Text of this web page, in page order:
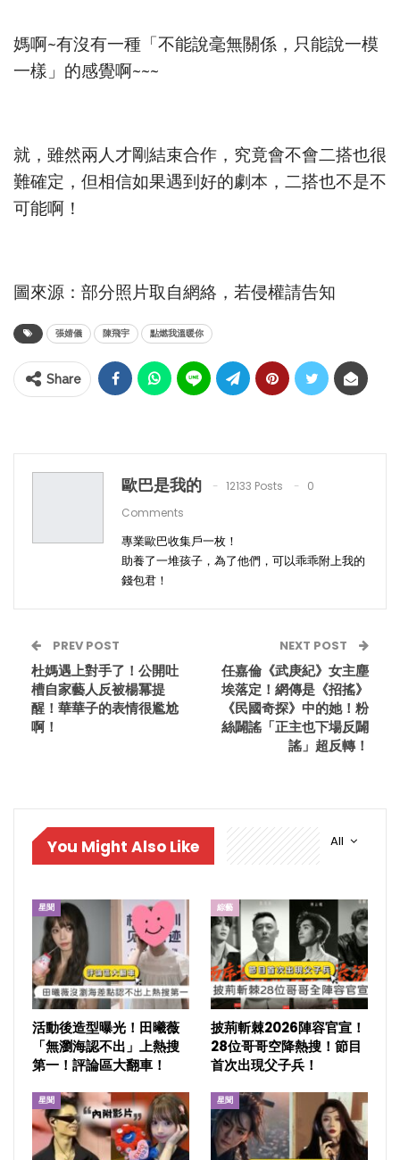
媽啊~有沒有一種「不能說毫無關係，只能說一模
一樣」的感覺啊~~~
就，雖然兩人才剛結束合作，究竟會不會二搭也很
難確定，但相信如果遇到好的劇本，二搭也不是不
可能啊！
圖來源：部分照片取自網絡，若侵權請告知
張婧儀 陳飛宇 點燃我溫暖你
Share
歐巴是我的 12133 Posts
0
Comments
專業歐巴收集戶一枚！
助養了一堆孩子，為了他們，可以乖乖附上我的
錢包君！
PREV POST
杜媽遇上對手了！公開吐
槽自家藝人反被楊冪提
醒！華華子的表情很尷尬
啊！
NEXT POST
任嘉倫《武庚紀》女主塵
埃落定！網傳是《招搖》
《民國奇探》中的她！粉
絲闢謠「正主也下場反闢
謠」超反轉！
All
You Might Also Like
星聞
活動後造型曝光！田曦薇
「無瀏海認不出」上熱搜
第一！評論區大翻車！
綜藝
披荊斬棘2026陣容官宣！
28位哥哥空降熱搜！節目
首次出現父子兵！
星聞 星聞